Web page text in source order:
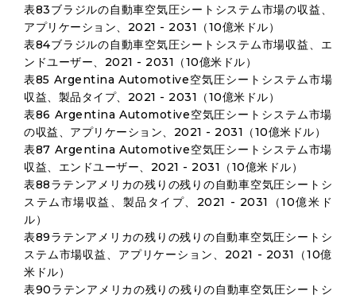
表83ブラジルの自動車空気圧シートシステム市場の収益、
アプリケーション、2021 - 2031（10億米ドル）
表84ブラジルの自動車空気圧シートシステム市場収益、エ
ンドユーザー、2021 - 2031（10億米ドル）
表85 Argentina Automotive空気圧シートシステム市場
収益、製品タイプ、2021 - 2031（10億米ドル）
表86 Argentina Automotive空気圧シートシステム市場
の収益、アプリケーション、2021 - 2031（10億米ドル）
表87 Argentina Automotive空気圧シートシステム市場
収益、エンドユーザー、2021 - 2031（10億米ドル）
表88ラテンアメリカの残りの残りの自動車空気圧シートシ
ステム市場収益、製品タイプ、2021 - 2031（10億米ド
ル）
表89ラテンアメリカの残りの残りの自動車空気圧シートシ
ステム市場収益、アプリケーション、2021 - 2031（10億
米ドル）
表90ラテンアメリカの残りの残りの自動車空気圧シートシ